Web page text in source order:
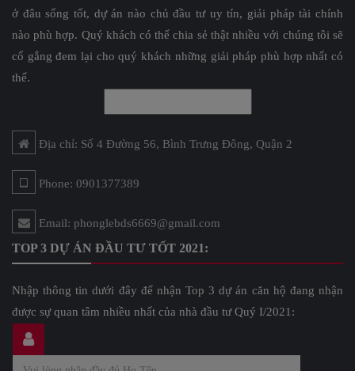
ở đâu sống tốt, dự án nào chủ đầu tư uy tín, giải pháp tài chính
nào phù hợp. Quý khách có thể chia sẻ thật nhiều với chúng tôi sẽ
cố gắng đem lại cho quý khách những giải pháp phù hợp nhất có
thể.
Địa chỉ: Số 4 Đường 56, Bình Trưng Đông, Quận 2
Phone: 0901377389
Email: phonglebds6669@gmail.com
TOP 3 DỰ ÁN ĐẦU TƯ TỐT 2021:
Nhập thông tin dưới đây để nhận Top 3 dự án căn hộ đang nhận
được sự quan tâm nhiều nhất của nhà đầu tư Quý I/2021: